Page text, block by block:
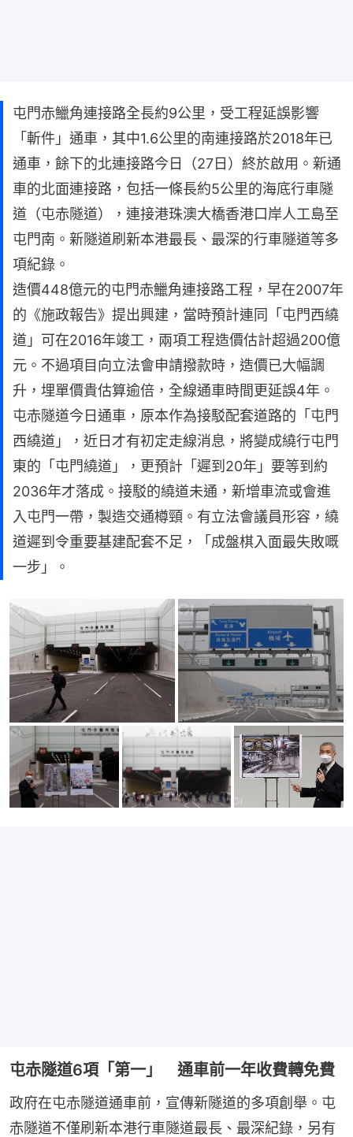
屯門赤鱲角連接路全長約9公里，受工程延誤影響
「斬件」通車，其中1.6公里的南連接路於2018年已
通車，餘下的北連接路今日（27日）終於啟用。新通
車的北面連接路，包括一條長約5公里的海底行車隧
道（屯赤隧道），連接港珠澳大橋香港口岸人工島至
屯門南。新隧道刷新本港最長、最深的行車隧道等多
項紀錄。
造價448億元的屯門赤鱲角連接路工程，早在2007年
的《施政報告》提出興建，當時預計連同「屯門西繞
道」可在2016年竣工，兩項工程造價估計超過200億
元。不過項目向立法會申請撥款時，造價已大幅調
升，埋單價貴估算逾倍，全線通車時間更延誤4年。
屯赤隧道今日通車，原本作為接駁配套道路的「屯門
西繞道」，近日才有初定走線消息，將變成繞行屯門
東的「屯門繞道」，更預計「遲到20年」要等到約
2036年才落成。接駁的繞道未通，新增車流或會進
入屯門一帶，製造交通樽頸。有立法會議員形容，繞
道遲到令重要基建配套不足，「成盤棋入面最失敗嘅
一步」。
屯赤隧道6項「第一」 通車前一年收費轉免費
政府在屯赤隧道通車前，宣傳新隧道的多項創舉。屯
赤隧道不僅刷新本港行車隧道最長、最深紀錄，另有